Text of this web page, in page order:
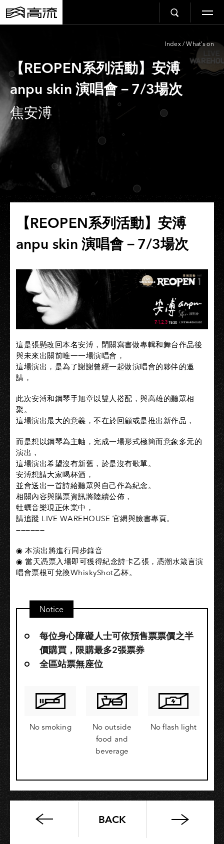
Index / What’s on
【REOPEN系列活動】安溥
anpu skin 演唱會－7/3場次
焦安溥
【REOPEN系列活動】安溥
anpu skin 演唱會－7/3場次
這是張懸改回本名安溥，閉關寫書做專輯和舞台作品後
與未來出關前唯一一場演唱會，
這場演出，是為了謝謝曾經一起做演唱會的夥伴的邀
請，
此次安溥和鋼琴手旭章以雙人搭配，與高雄的聽眾相
聚。
這場演出最大的意義，不在於回顧或是推出新作品，
而是想以鋼琴為主軸，完成一場形式極簡而意象多元的
演出，
這場演出希望沒有新舊，於是沒有歌單。
安溥想請大家喝杯酒，
並會送出一首詩給聽眾與自己作為紀念。
相關內容與購票資訊將陸續公佈，
牡蠣音樂現正休業中，
請追蹤 LIVE WAREHOUSE 官網與臉書專頁。
——————
◉ 本演出將進行同步錄音
◉ 當天憑票入場即可獲得紀念詩卡乙張，憑潮水箴言演
唱會票根可兌換WhiskyShot乙杯。
Notice
每位身心障礙人士可依預售票票價之半
價購買，限購最多2張票券
全區站票無座位
No smoking
No outside
food and
beverage
No flash light
「CyberRock」BACK